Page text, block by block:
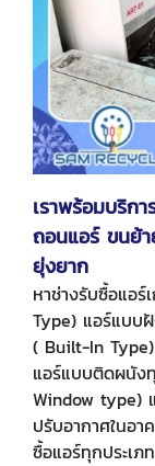
เราพร้อมบริกา
ถอนแอร์ ขนย้า
ยุ่งยาก
หาช่างรับซื้อแอ
Type) แอร์แบบ
( Built-In
แอร์แบบติดผนัง
Window type)
ปรับอากาศในอา
ซื้อแอร์ทุกประเภท